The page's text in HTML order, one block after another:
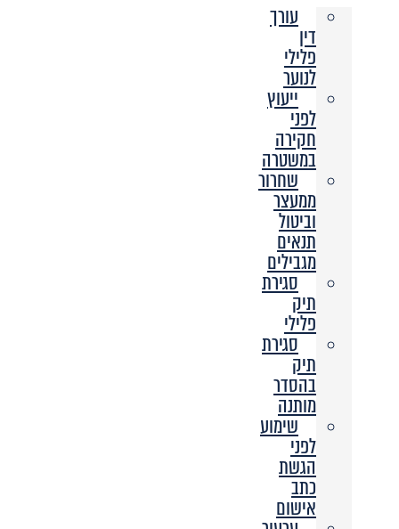
עורך
דין
פלילי
לנוער
ייעוץ
לפני
חקירה
במשטרה
שחרור
ממעצר
וביטול
תנאים
מגבילים
סגירת
תיק
פלילי
סגירת
תיק
בהסדר
מותנה
שימוע
לפני
הגשת
כתב
אישום